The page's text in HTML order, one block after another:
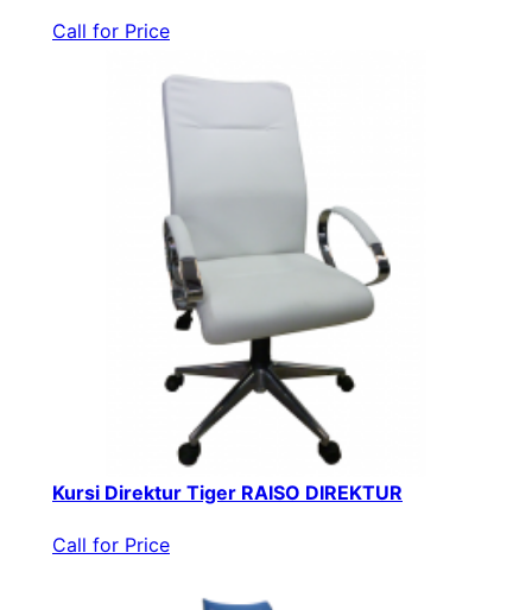
Call for Price
Kursi Direktur Tiger RAISO DIREKTUR
Call for Price